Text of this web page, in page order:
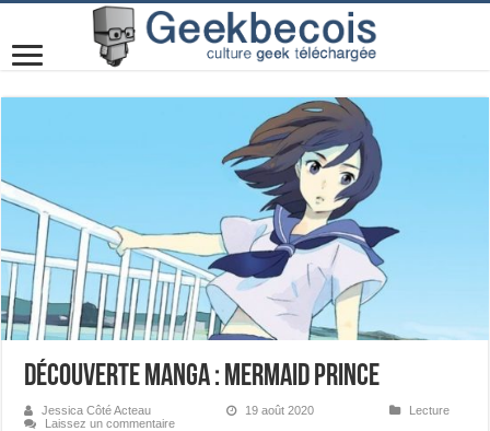
Découverte manga : Mermaid Prince
Jessica Côté Acteau 19 août 2020
Lecture
Laissez un commentaire